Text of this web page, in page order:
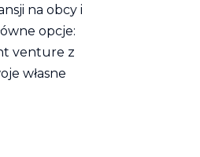
na obcy i
opcje:
venture z
własne